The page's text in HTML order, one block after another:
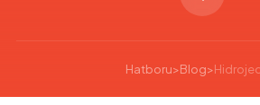
Hatboru>Blog>